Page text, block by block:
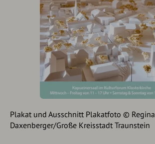
Plakat und Ausschnitt Plakatfoto © Regina
Daxenberger/Große Kreisstadt Traunstein